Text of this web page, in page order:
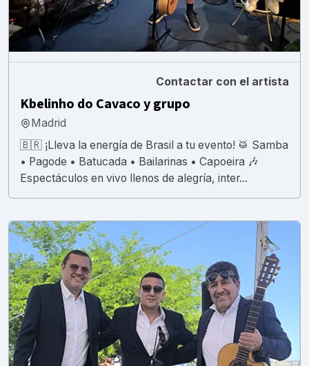
Contactar con el artista
Kbelinho do Cavaco y grupo
Madrid
🇧🇷 ¡Lleva la energía de Brasil a tu evento! 🥁 Samba
• Pagode • Batucada • Bailarinas • Capoeira 🎶
Espectáculos en vivo llenos de alegría, inter...